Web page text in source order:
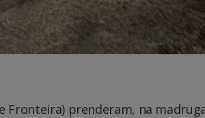
Fronteira) prenderam, na